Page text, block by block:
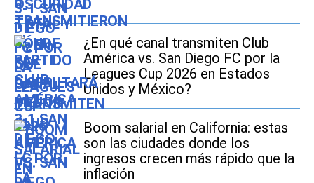
¿En qué canal transmiten Club
América vs. San Diego FC por la
Leagues Cup 2026 en Estados
Unidos y México?
Boom salarial en California: estas
son las ciudades donde los
ingresos crecen más rápido que la
inflación